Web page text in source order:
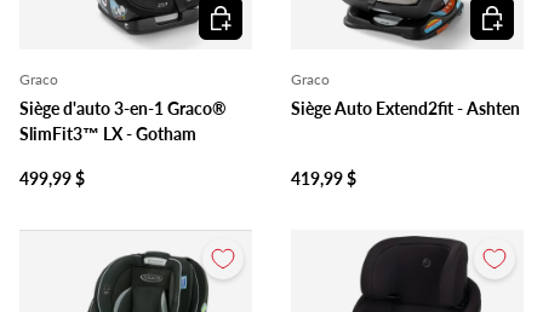
Graco
Siège d'auto 3-en-1 Graco®
SlimFit3™ LX - Gotham
499,99 $
Ajouter au panier
Graco
Siège Auto Extend2fit - Ashten
419,99 $
Ajouter